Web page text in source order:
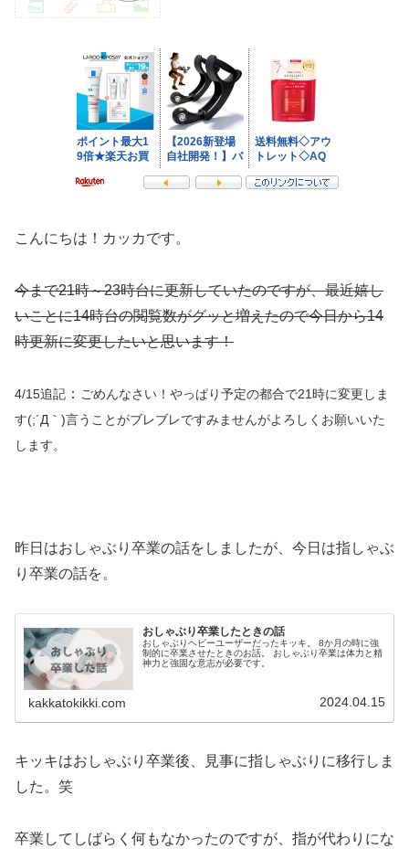
こんにちは！カッカです。
今まで21時～23時台に更新していたのですが、最近嬉し
いことに14時台の閲覧数がグッと増えたので今日から14
時更新に変更したいと思います！
4/15追記 ： ごめんなさい！やっぱり予定の都合で21時に変更しま
す(;´Д｀)言うことがブレブレですみませんがよろしくお願いいた
します。
昨日はおしゃぶり卒業の話をしましたが、今日は指しゃぶ
り卒業の話を。
おしゃぶり卒業したときの話
おしゃぶりヘビーユーザーだったキッキ。 8か月の時に強
制的に卒業させたときのお話。 おしゃぶり卒業は体力と精
神力と強固な意志が必要です。
kakkatokikki.com 2024.04.15
キッキはおしゃぶり卒業後、見事に指しゃぶりに移行しま
した。笑
卒業してしばらく何もなかったのですが、指が代わりにな